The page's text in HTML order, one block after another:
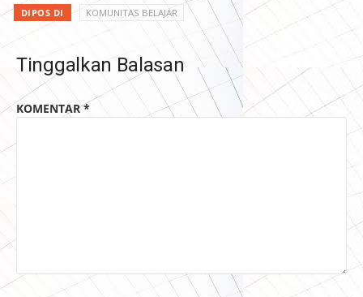
DIPOS DI KOMUNITAS BELAJAR
Tinggalkan Balasan
KOMENTAR*